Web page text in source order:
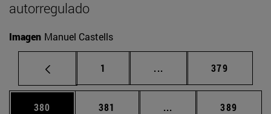
autorregulado
Imagen Manuel Castells
Página
1 ... Páginas intermedias
Página
379
Página
380 Página
381 ... Páginas intermedias
Página
389